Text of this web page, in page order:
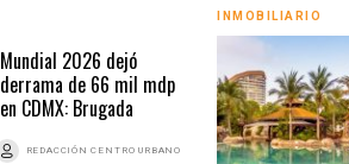
Mundial 2026 dejó
derrama de 66 mil mdp
en CDMX: Brugada
REDACCIÓN CENTRO URBANO
INMOBILIARIO